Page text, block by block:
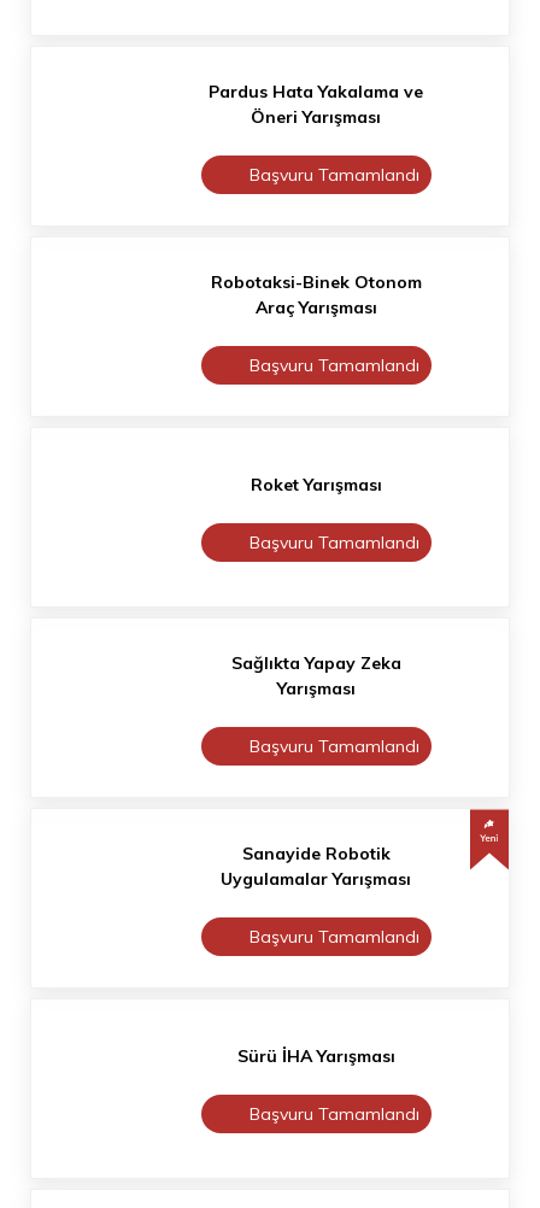
Pardus Hata Yakalama ve
Öneri Yarışması
Başvuru Tamamlandı
Robotaksi-Binek Otonom
Araç Yarışması
Başvuru Tamamlandı
Roket Yarışması
Başvuru Tamamlandı
Sağlıkta Yapay Zeka
Yarışması
Başvuru Tamamlandı
Sanayide Robotik
Uygulamalar Yarışması
Başvuru Tamamlandı
Sürü İHA Yarışması
Başvuru Tamamlandı